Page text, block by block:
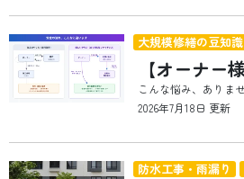
2026年7月18日 更新
大規模修繕の豆知識
防水工事・雨漏り